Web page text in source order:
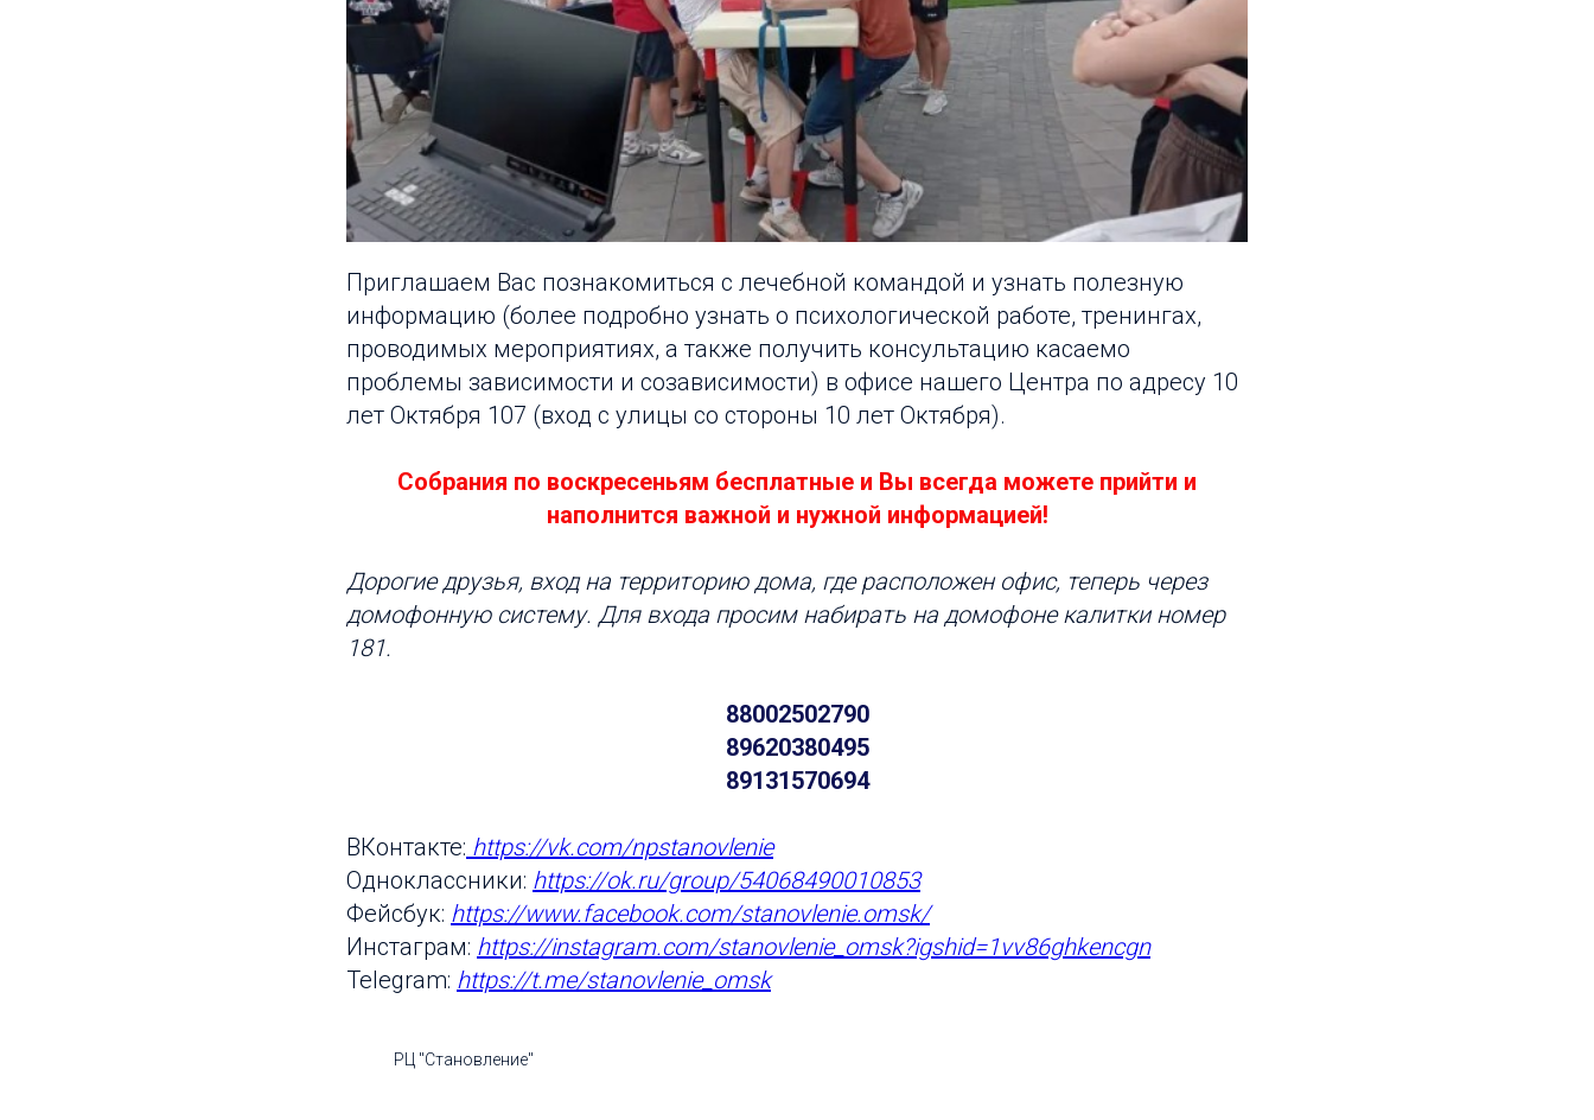
Приглашаем Вас познакомиться с лечебной командой и узнать полезную
информацию (более подробно узнать о психологической работе, тренингах,
проводимых мероприятиях, а также получить консультацию касаемо
проблемы зависимости и созависимости) в офисе нашего Центра по адресу 10
лет Октября 107 (вход с улицы со стороны 10 лет Октября).
Собрания по воскресеньям бесплатные и Вы всегда можете прийти и
наполнится важной и нужной информацией!
Дорогие друзья, вход на территорию дома, где расположен офис, теперь через
домофонную систему. Для входа просим набирать на домофоне калитки номер
181.
88002502790
89620380495
89131570694
ВКонтакте: https://vk.com/npstanovlenie
Одноклассники: https://ok.ru/group/54068490010853
Фейсбук: https://www.facebook.com/stanovlenie.omsk/
Инстаграм: https://instagram.com/stanovlenie_omsk?igshid=1vv86ghkencgn
Telegram: https://t.me/stanovlenie_omsk
РЦ "Становление"